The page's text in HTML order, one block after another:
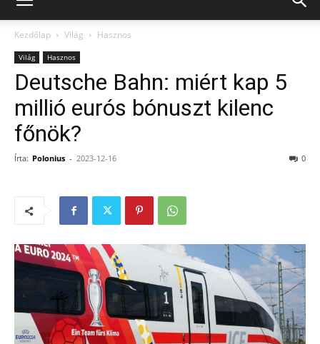
Kezdőlap Világ Hasznos
Világ Hasznos
Deutsche Bahn: miért kap 5
millió eurós bónuszt kilenc
főnök?
Írta: Polonius - 2023-12-16 0